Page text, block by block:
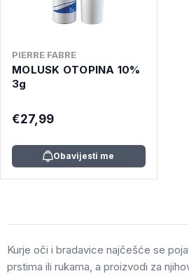
PIERRE FABRE
MOLUSK OTOPINA 10%
3g
€27,99
Obavijesti me
Kurje oči i bradavice najčešće se
prstima ili rukama, a proizvodi za